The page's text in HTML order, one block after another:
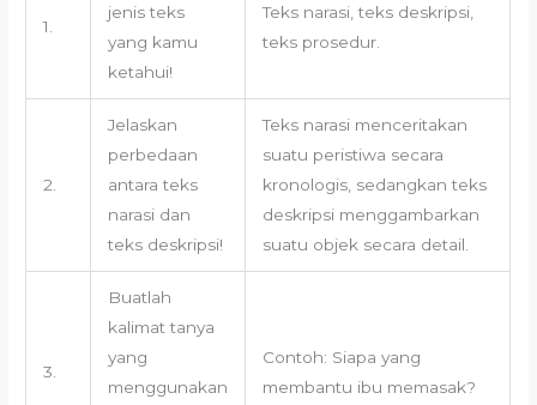
1.
jenis teks
yang kamu
ketahui!
Teks narasi, teks deskripsi,
teks prosedur.
2.
Jelaskan
perbedaan
antara teks
narasi dan
teks deskripsi!
Teks narasi menceritakan
suatu peristiwa secara
kronologis, sedangkan teks
deskripsi menggambarkan
suatu objek secara detail.
3.
Buatlah
kalimat tanya
yang
menggunakan
Contoh: Siapa yang
membantu ibu memasak?